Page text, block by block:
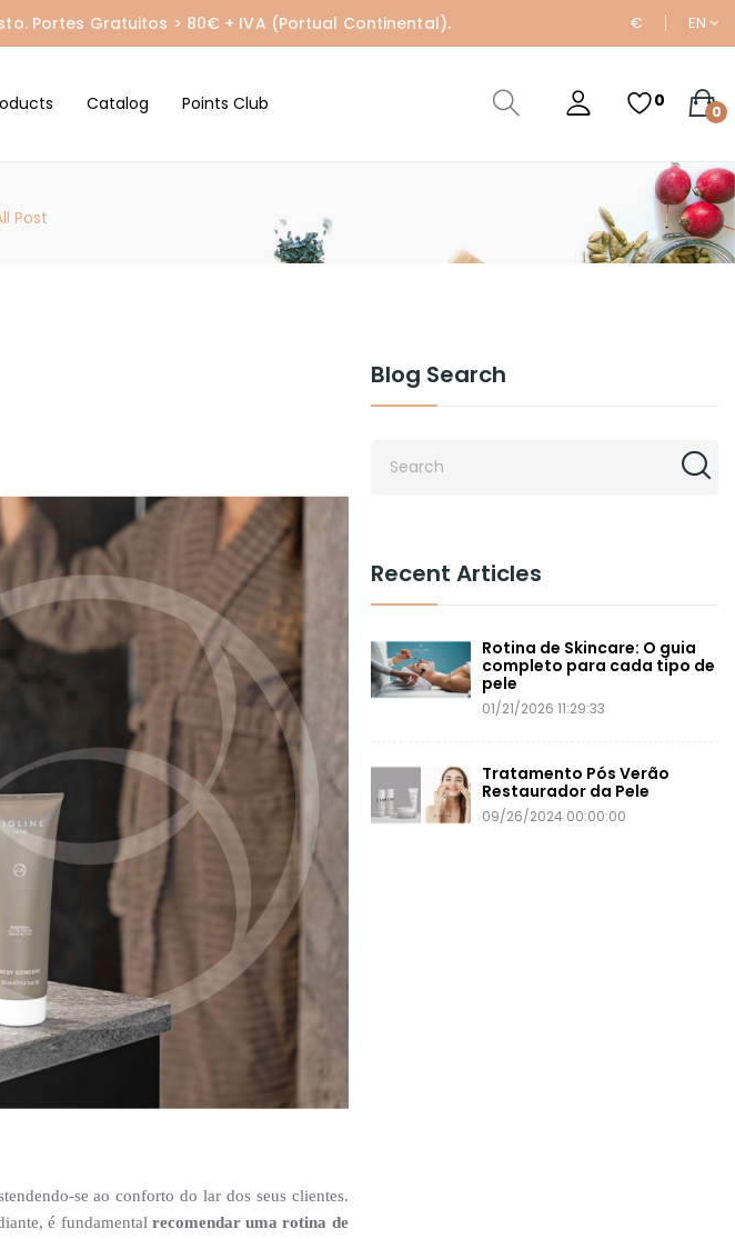
Portes Gratuitos > 80€ + IVA (Portual Continental). € EN
Catalog Points Club 0
0
Post
se ao conforto do lar dos seus clientes.
é fundamental recomendar uma rotina de
Blog Search
Recent Articles
Rotina de Skincare: O guia
completo para cada tipo de
pele
01/21/2026 11:29:33
Tratamento Pós Verão
Restaurador da Pele
09/26/2024 00:00:00